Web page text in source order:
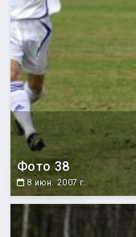
Фото 38
8 июн. 2007 г.